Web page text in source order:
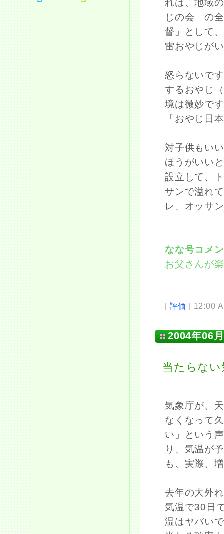
れは、地域
じの会」の
督」として
雷おやじが
怒らないで
するおやじ
境は微妙で
「おやじ日
対子供もい
ほうがいい
設立して、
サンで溢れ
レ、オッサ
なな号コ
お父さんが
| 評価 | 12:00
2004年06
当たらな
気象庁が、
なくなって
い」という
り、気温が
も、実際、
去年の大外
気温で30日
温はヤバい